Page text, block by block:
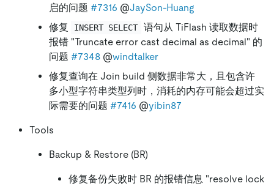
启的问题 #7316 @JaySon-Huang
修复
INSERT SELECT 语句从 TiFlash 读取数据时
报错 "Truncate error cast decimal as decimal" 的
问题 #7348 @windtalker
修复查询在 Join build 侧数据非常大，且包含许
多小型字符串类型列时，消耗的内存可能会超过实
际需要的问题 #7416 @yibin87
Tools
Backup & Restore (BR)
修复备份失败时 BR 的报错信息 "resolve lock